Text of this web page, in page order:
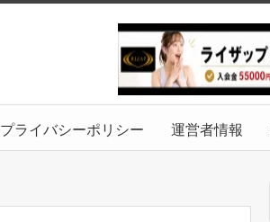
プライバシーポリシー 運営者情報